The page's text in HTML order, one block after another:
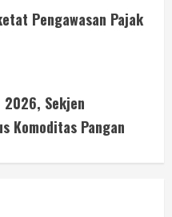
Pengawasan Pajak
Sekjen
Komoditas Pangan